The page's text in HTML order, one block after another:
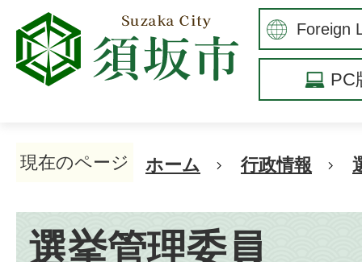
PC
現在のページ ホーム 行政情報
選挙管理委員